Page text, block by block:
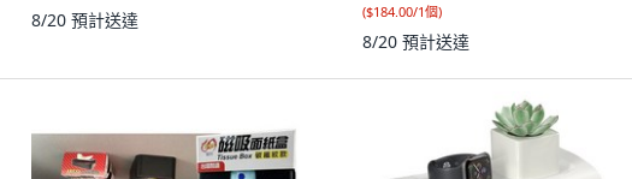
8/20 預計送達 ($184.00/1個)
8/20 預計送達